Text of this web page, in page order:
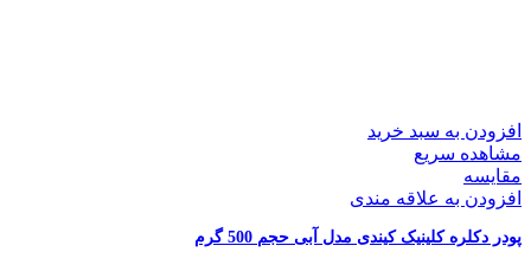
افزودن به سبد خرید
مشاهده سریع
مقایسه
افزودن به علاقه مندی
پودر دکلره کلینیک کیندی مدل آبی حجم 500 گرم